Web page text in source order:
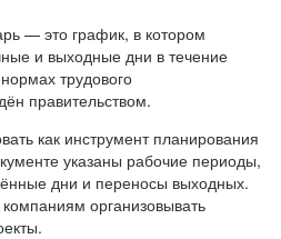
— это график, в котором
и выходные дни в течение
трудового
правительством.
как инструмент планирования
указаны рабочие периоды,
дни и переносы выходных.
организовывать